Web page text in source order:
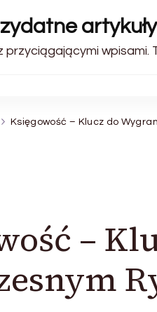
przyciągającymi wpisami.
Księgowość – Klucz do
–